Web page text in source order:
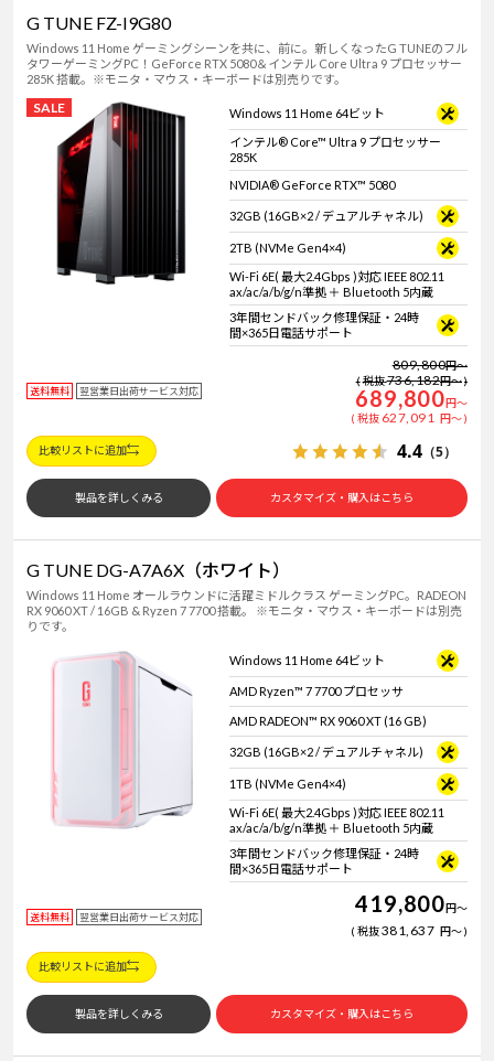
G TUNE FZ-I9G80
Windows 11 Home ゲーミングシーンを共に、前に。新しくなったG TUNEのフル
タワーゲーミングPC！GeForce RTX 5080＆インテル Core Ultra 9 プロセッサー
285K 搭載。※モニタ・マウス・キーボードは別売りです。
SALE
Windows 11 Home 64ビット
インテル® Core™ Ultra 9 プロセッサー
285K
NVIDIA® GeForce RTX™ 5080
32GB (16GB×2 / デュアルチャネル)
2TB (NVMe Gen4×4)
Wi-Fi 6E( 最大2.4Gbps )対応 IEEE 802.11
ax/ac/a/b/g/n準拠 ＋ Bluetooth 5内蔵
3年間センドバック修理保証・24時
間×365日電話サポート
送料無料 翌営業日出荷サービス対応
809,800円～
税抜736,182円～
689,800円～
税抜 627,091 円～
比較リストに追加 4.4 （5）
製品を詳しくみる カスタマイズ・購入はこちら
G TUNE DG-A7A6X（ホワイト）
Windows 11 Home オールラウンドに活躍ミドルクラス ゲーミングPC。RADEON
RX 9060 XT / 16GB & Ryzen 7 7700 搭載。 ※モニタ・マウス・キーボードは別売
りです。
Windows 11 Home 64ビット
AMD Ryzen™ 7 7700 プロセッサ
AMD RADEON™ RX 9060 XT (16 GB)
32GB (16GB×2 / デュアルチャネル)
1TB (NVMe Gen4×4)
Wi-Fi 6E( 最大2.4Gbps )対応 IEEE 802.11
ax/ac/a/b/g/n準拠 ＋ Bluetooth 5内蔵
3年間センドバック修理保証・24時
間×365日電話サポート
送料無料 翌営業日出荷サービス対応 419,800円～
税抜381,637 円～
比較リストに追加
製品を詳しくみる カスタマイズ・購入はこちら